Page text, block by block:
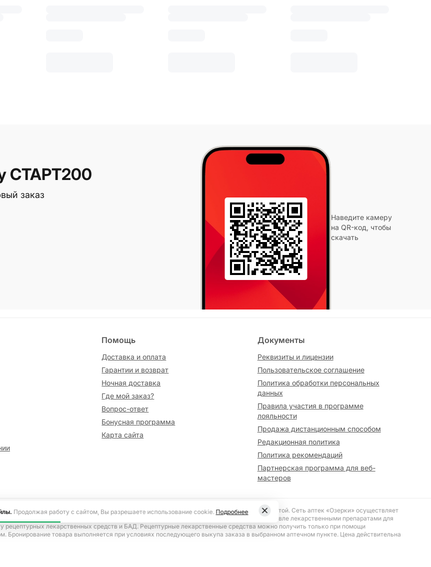
СТАРТ200
заказ
Наведите камеру
на QR-код, чтобы
скачать
Помощь
Доставка и оплата
Гарантии и возврат
Ночная доставка
Где мой заказ?
Вопрос-ответ
Бонусная программа
Карта сайта
Документы
Реквизиты и лицензии
Пользовательское соглашение
Политика обработки персональных
данных
Правила участия в программе
лояльности
Продажа дистанционным способом
Редакционная политика
Политика рекомендаций
Партнерская программа для веб-
мастеров
носит исключительно ознакомительный характер и не является публичной офертой. Сеть аптек «Озерки» осуществляет
Указу Президента Российской Федерации от 17.03.2020 № 187 «О розничной торговле лекарственными препаратами для
лекарственных средств и БАД. Рецептурные лекарственные средства можно получить только при помощи
Бронирование товара выполняется при условиях последующего выкупа заказа в выбранном аптечном пункте. Цена действительна
Продолжая работу с сайтом, Вы разрешаете использование cookie. Подробнее